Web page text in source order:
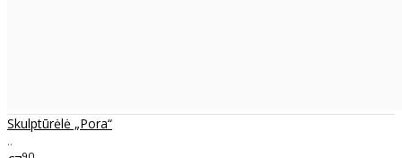
Skulptūrėlė „Pora“
..